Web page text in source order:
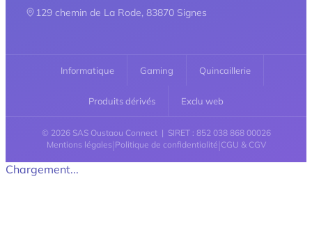
129 chemin de La Rode, 83870 Signes
Informatique Gaming Quincaillerie
Produits dérivés Exclu web
© 2026 SAS Oustaou Connect | SIRET : 852 038 868 00026
Mentions légales |Politique de confidentialité |CGU & CGV
Chargement...